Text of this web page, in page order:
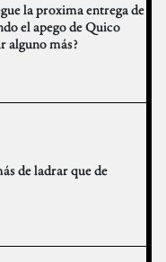
la proxima entrega de
el apego de Quico
alguno más?
de ladrar que de